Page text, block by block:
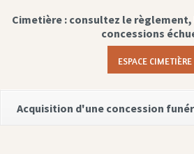
Cimetière : consultez le
concessions
ESPACE CIMETIÈRE
Acquisition d'une concession